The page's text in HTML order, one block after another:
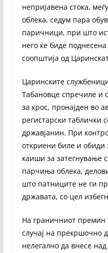
непријавена стока,
облека, седум пара
паричници, при што
него ќе биде
соопштија од
Царинските
Табановце спречиле и
за крос, пронајден во
регистарски таблички
државјанин. При
откриени биле и
каиши за затегнување
парчиња облека,
што патниците не ги
државата, со цел
На граничниот премин
случај на прекршочно
нелегално да внесе